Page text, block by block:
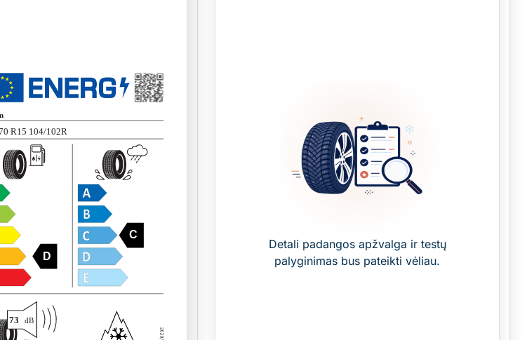
R15 104/102R
D
C
73 dB
Detali padangos apžvalga ir testų
palyginimas bus pateikti vėliau.